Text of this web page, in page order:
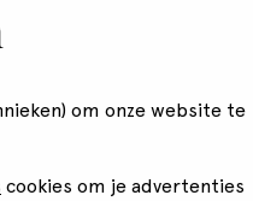
om onze website te
cookies om je advertenties